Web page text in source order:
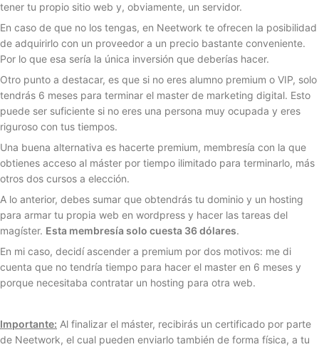
tener tu propio sitio web y, obviamente, un servidor.
En caso de que no los tengas, en Neetwork te ofrecen la posibilidad
de adquirirlo con un proveedor a un precio bastante conveniente.
Por lo que esa sería la única inversión que deberías hacer.
Otro punto a destacar, es que si no eres alumno premium o VIP, solo
tendrás 6 meses para terminar el master de marketing digital. Esto
puede ser suficiente si no eres una persona muy ocupada y eres
riguroso con tus tiempos.
Una buena alternativa es hacerte premium, membresía con la que
obtienes acceso al máster por tiempo ilimitado para terminarlo, más
otros dos cursos a elección.
A lo anterior, debes sumar que obtendrás tu dominio y un hosting
para armar tu propia web en wordpress y hacer las tareas del
magíster. Esta membresía solo cuesta 36 dólares.
En mi caso, decidí ascender a premium por dos motivos: me di
cuenta que no tendría tiempo para hacer el master en 6 meses y
porque necesitaba contratar un hosting para otra web.
Importante: Al finalizar el máster, recibirás un certificado por parte
de Neetwork, el cual pueden enviarlo también de forma física, a tu